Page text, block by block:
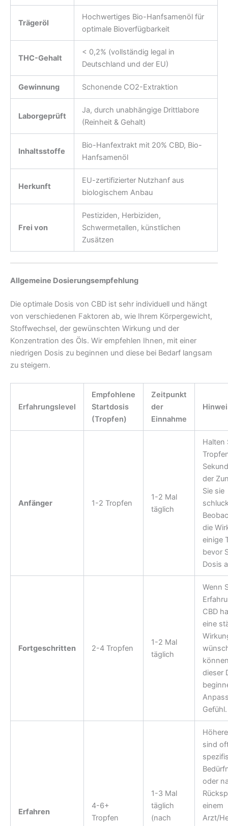
Trägeröl
Hochwertiges Bio-Hanfsamenöl für
optimale Bioverfügbarkeit
THC-Gehalt
< 0,2% (vollständig legal in
Deutschland und der EU)
Gewinnung Schonende CO2-Extraktion
Laborgeprüft
Ja, durch unabhängige Drittlabore
(Reinheit & Gehalt)
Inhaltsstoffe
Bio-Hanfextrakt mit 20% CBD, Bio-
Hanfsamenöl
Herkunft
EU-zertifizierter Nutzhanf aus
biologischem Anbau
Frei von
Pestiziden, Herbiziden,
Schwermetallen, künstlichen
Zusätzen
Allgemeine Dosierungsempfehlung
Die optimale Dosis von CBD ist sehr individuell und hängt
von verschiedenen Faktoren ab, wie Ihrem Körpergewicht,
Stoffwechsel, der gewünschten Wirkung und der
Konzentration des Öls. Wir empfehlen Ihnen, mit einer
niedrigen Dosis zu beginnen und diese bei Bedarf langsam
zu steigern.
Erfahrungslevel
Empfohlene
Startdosis
(Tropfen)
Zeitpunkt
der
Einnahme
Anfänger 1-2 Tropfen
1-2 Mal
täglich
Halten
der
Sie sie
die
einige
bevor
Dosis
Fortgeschritten 2-4 Tropfen
1-2 Mal
täglich
Wenn
CBD
eine
dieser
Gefühl.
Erfahren
4-6+
Tropfen
1-3 Mal
täglich
(nach
sind
oder
einem
Arzt/